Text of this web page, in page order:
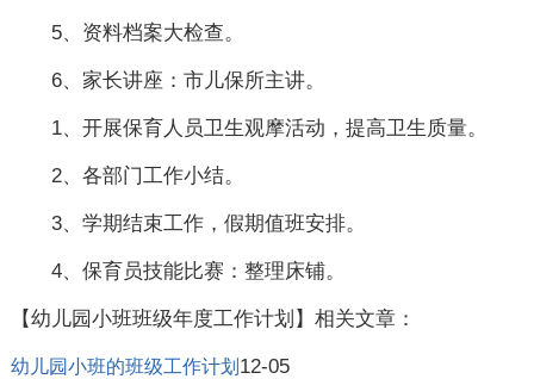
5、资料档案大检查。
6、家长讲座：市儿保所主讲。
1、开展保育人员卫生观摩活动，提高卫生质量。
2、各部门工作小结。
3、学期结束工作，假期值班安排。
4、保育员技能比赛：整理床铺。
【幼儿园小班班级年度工作计划】相关文章：
幼儿园小班的班级工作计划 12-05